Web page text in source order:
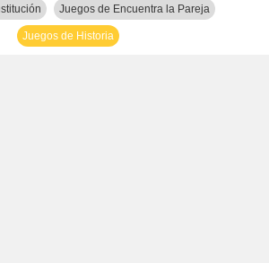
Juegos de Encuentra la Pareja
Juegos de Historia